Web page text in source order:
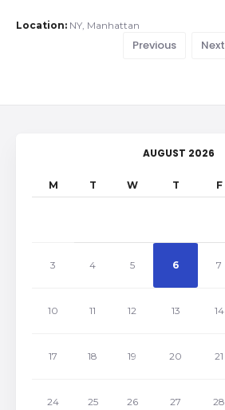
Location: NY, Manhattan
Previous Next
AUGUST 2026
M T W T F
3 4 5 6 7
10 11 12 13 14
17 18 19 20 21
24 25 26 27 28